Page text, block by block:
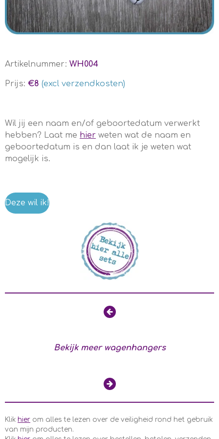
Artikelnummer: WH004
Prijs: €8 (excl verzendkosten)
Wil jij een naam en/of geboortedatum verwerkt
hebben? Laat me hier weten wat de naam en
geboortedatum is en dan laat ik je weten wat
mogelijk is.
Deze wil ik!
Bekijk meer wagenhangers
Klik hier om alles te lezen over de veiligheid rond het gebruik
van mijn producten.